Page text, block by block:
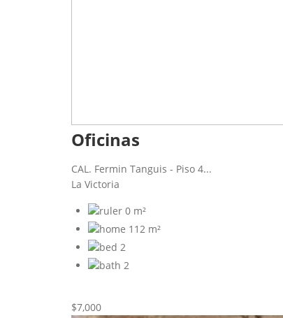
Oficinas
CAL. Fermin Tanguis - Piso 4...
La Victoria
0 m²
112 m²
2
2
$7,000